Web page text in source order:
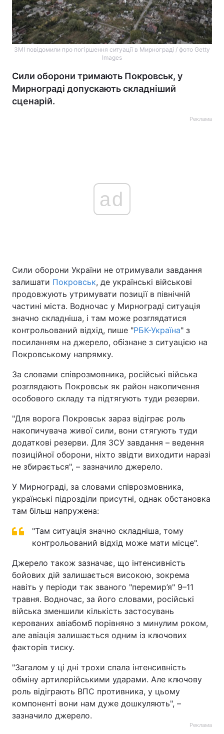
ЗМІ повідомили про погіршення ситуації в Мирнограді / фото Getty
Images
Сили оборони тримають Покровськ, у
Мирнограді допускають складніший
сценарій.
Реклама
ad
Сили оборони України не отримували завдання
залишати Покровськ, де українські військові
продовжують утримувати позиції в північній
частині міста. Водночас у Мирнограді ситуація
значно складніша, і там може розглядатися
контрольований відхід, пише "РБК-Україна" з
посиланням на джерело, обізнане з ситуацією на
Покровському напрямку.
За словами співрозмовника, російські війська
розглядають Покровськ як район накопичення
особового складу та підтягують туди резерви.
"Для ворога Покровськ зараз відіграє роль
накопичувача живої сили, вони стягують туди
додаткові резерви. Для ЗСУ завдання – ведення
позиційної оборони, ніхто звідти виходити наразі
не збирається", – зазначило джерело.
У Мирнограді, за словами співрозмовника,
українські підрозділи присутні, однак обстановка
там більш напружена:
"Там ситуація значно складніша, тому
контрольований відхід може мати місце".
Джерело також зазначає, що інтенсивність
бойових дій залишається високою, зокрема
навіть у періоди так званого "перемир’я" 9–11
травня. Водночас, за його словами, російські
війська зменшили кількість застосувань
керованих авіабомб порівняно з минулим роком,
але авіація залишається одним із ключових
факторів тиску.
"Загалом у ці дні трохи спала інтенсивність
обміну артилерійськими ударами. Але ключову
роль відіграють ВПС противника, у цьому
компоненті вони нам дуже дошкуляють", –
зазначило джерело.
Реклама